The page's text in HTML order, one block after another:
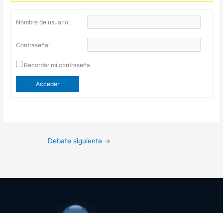
Nombre de usuario:
Contraseña:
Recordar mi contraseña
Acceder
Debate siguiente →